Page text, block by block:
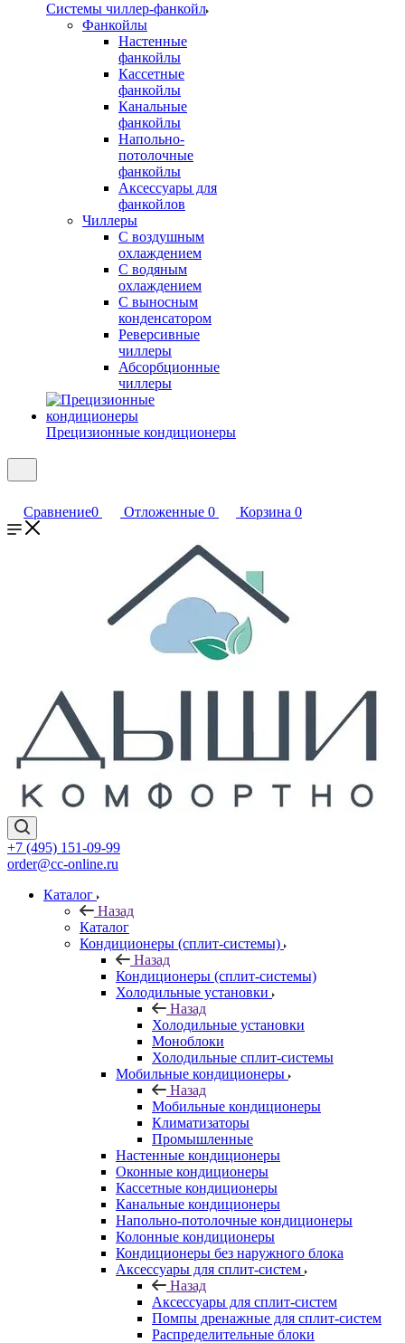
Системы чиллер-фанкойл
Фанкойлы
Настенные
фанкойлы
Кассетные
фанкойлы
Канальные
фанкойлы
Напольно-
потолочные
фанкойлы
Аксессуары для
фанкойлов
Чиллеры
С воздушным
охлаждением
С водяным
охлаждением
С выносным
конденсатором
Реверсивные
чиллеры
Абсорбционные
чиллеры
Прецизионные кондиционеры
Сравнение0 Отложенные 0 Корзина 0
+7 (495) 151-09-99
order@cc-online.ru
Каталог
Назад
Каталог
Кондиционеры (сплит-системы)
Назад
Кондиционеры (сплит-системы)
Холодильные установки
Назад
Холодильные установки
Моноблоки
Холодильные сплит-системы
Мобильные кондиционеры
Назад
Мобильные кондиционеры
Климатизаторы
Промышленные
Настенные кондиционеры
Оконные кондиционеры
Кассетные кондиционеры
Канальные кондиционеры
Напольно-потолочные кондиционеры
Колонные кондиционеры
Кондиционеры без наружного блока
Аксессуары для сплит-систем
Назад
Аксессуары для сплит-систем
Помпы дренажные для сплит-систем
Распределительные блоки